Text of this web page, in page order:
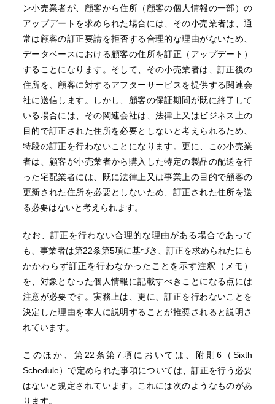
ン小売業者が、顧客から住所（顧客の個人情報の一部）の
アップデートを求められた場合には、その小売業者は、通
常は顧客の訂正要請を拒否する合理的な理由がないため、
データベースにおける顧客の住所を訂正（アップデート）
することになります。そして、その小売業者は、訂正後の
住所を、顧客に対するアフターサービスを提供する関連会
社に送信します。しかし、顧客の保証期間が既に終了して
いる場合には、その関連会社は、法律上又はビジネス上の
目的で訂正された住所を必要としないと考えられるため、
特段の訂正を行わないことになります。更に、この小売業
者は、顧客が小売業者から購入した特定の製品の配送を行
った宅配業者には、既に法律上又は事業上の目的で顧客の
更新された住所を必要としないため、訂正された住所を送
る必要はないと考えられます。
なお、訂正を行わない合理的な理由がある場合であって
も、事業者は第22条第5項に基づき、訂正を求められたにも
かかわらず訂正を行わなかったことを示す注釈（メモ）
を、対象となった個人情報に記載すべきことになる点には
注意が必要です。実務上は、更に、訂正を行わないことを
決定した理由を本人に説明することが推奨されると説明さ
れています。
このほか、第22条第7項においては、附則6（Sixth
Schedule）で定められた事項については、訂正を行う必要
はないと規定されています。これには次のようなものがあ
ります。